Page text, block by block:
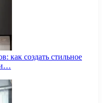
как создать стильное
и…